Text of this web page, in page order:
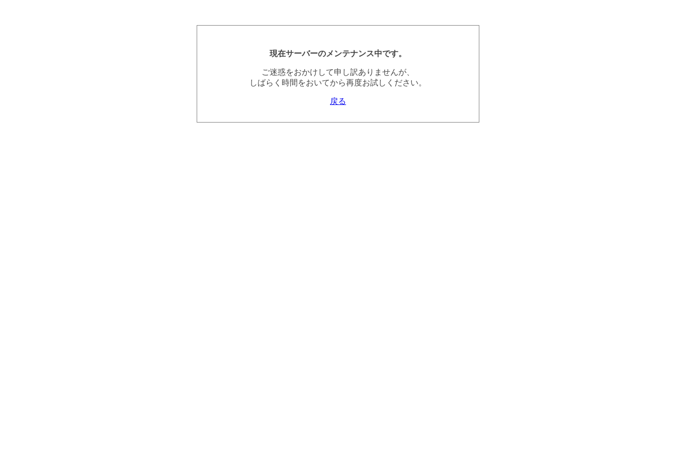
現在サーバーのメンテナンス中です。
ご迷惑をおかけして申し訳ありませんが、
しばらく時間をおいてから再度お試しください。
戻る